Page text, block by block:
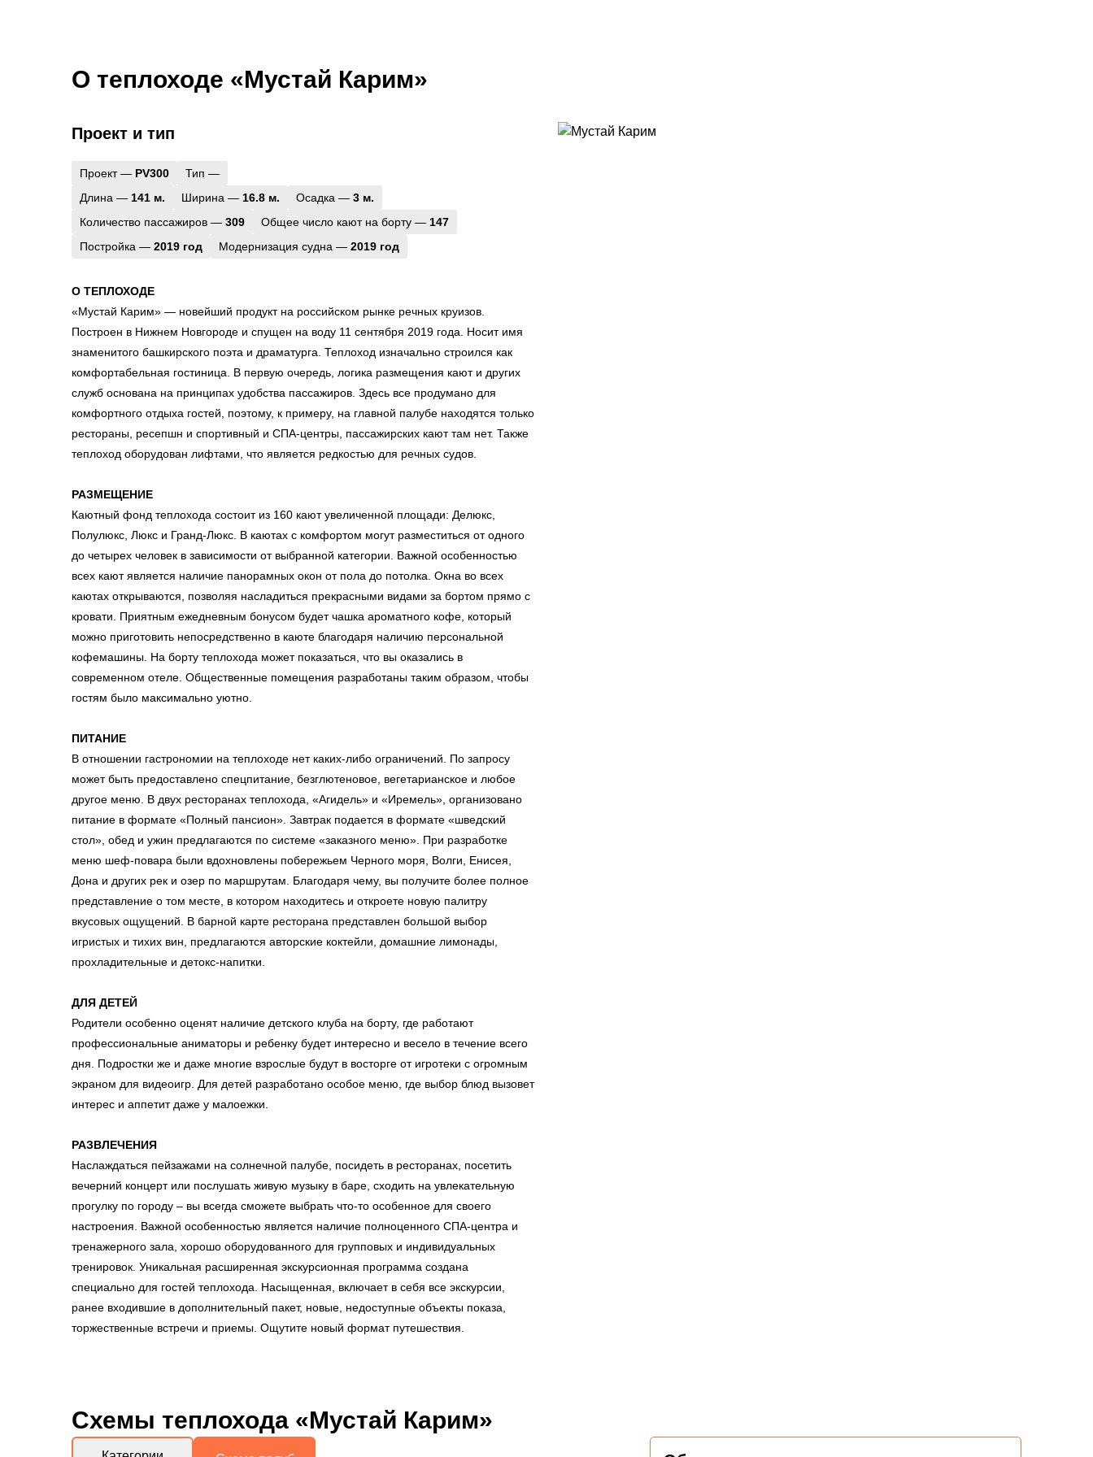
О теплоходе «Мустай Карим»
Проект и тип
Проект — PV300
Тип —
Длина — 141 м. Ширина — 16.8 м. Осадка — 3 м.
Количество пассажиров — 309 Общее число кают на борту — 147
Постройка — 2019 год Модернизация судна — 2019 год
О ТЕПЛОХОДЕ
«Мустай Карим» — новейший продукт на российском рынке речных круизов.
Построен в Нижнем Новгороде и спущен на воду 11 сентября 2019 года. Носит имя
знаменитого башкирского поэта и драматурга. Теплоход изначально строился как
комфортабельная гостиница. В первую очередь, логика размещения кают и других
служб основана на принципах удобства пассажиров. Здесь все продумано для
комфортного отдыха гостей, поэтому, к примеру, на главной палубе находятся только
рестораны, ресепшн и спортивный и СПА-центры, пассажирских кают там нет. Также
теплоход оборудован лифтами, что является редкостью для речных судов.
РАЗМЕЩЕНИЕ
Каютный фонд теплохода состоит из 160 кают увеличенной площади: Делюкс,
Полулюкс, Люкс и Гранд-Люкс. В каютах с комфортом могут разместиться от одного
до четырех человек в зависимости от выбранной категории. Важной особенностью
всех кают является наличие панорамных окон от пола до потолка. Окна во всех
каютах открываются, позволяя насладиться прекрасными видами за бортом прямо с
кровати. Приятным ежедневным бонусом будет чашка ароматного кофе, который
можно приготовить непосредственно в каюте благодаря наличию персональной
кофемашины. На борту теплохода может показаться, что вы оказались в
современном отеле. Общественные помещения разработаны таким образом, чтобы
гостям было максимально уютно.
ПИТАНИЕ
В отношении гастрономии на теплоходе нет каких-либо ограничений. По запросу
может быть предоставлено спецпитание, безглютеновое, вегетарианское и любое
другое меню. В двух ресторанах теплохода, «Агидель» и «Иремель», организовано
питание в формате «Полный пансион». Завтрак подается в формате «шведский
стол», обед и ужин предлагаются по системе «заказного меню». При разработке
меню шеф-повара были вдохновлены побережьем Черного моря, Волги, Енисея,
Дона и других рек и озер по маршрутам. Благодаря чему, вы получите более полное
представление о том месте, в котором находитесь и откроете новую палитру
вкусовых ощущений. В барной карте ресторана представлен большой выбор
игристых и тихих вин, предлагаются авторские коктейли, домашние лимонады,
прохладительные и детокс-напитки.
ДЛЯ ДЕТЕЙ
Родители особенно оценят наличие детского клуба на борту, где работают
профессиональные аниматоры и ребенку будет интересно и весело в течение всего
дня. Подростки же и даже многие взрослые будут в восторге от игротеки с огромным
экраном для видеоигр. Для детей разработано особое меню, где выбор блюд вызовет
интерес и аппетит даже у малоежки.
РАЗВЛЕЧЕНИЯ
Наслаждаться пейзажами на солнечной палубе, посидеть в ресторанах, посетить
вечерний концерт или послушать живую музыку в баре, сходить на увлекательную
прогулку по городу – вы всегда сможете выбрать что-то особенное для своего
настроения. Важной особенностью является наличие полноценного СПА-центра и
тренажерного зала, хорошо оборудованного для групповых и индивидуальных
тренировок. Уникальная расширенная экскурсионная программа создана
специально для гостей теплохода. Насыщенная, включает в себя все экскурсии,
ранее входившие в дополнительный пакет, новые, недоступные объекты показа,
торжественные встречи и приемы. Ощутите новый формат путешествия.
Схемы теплохода «Мустай Карим»